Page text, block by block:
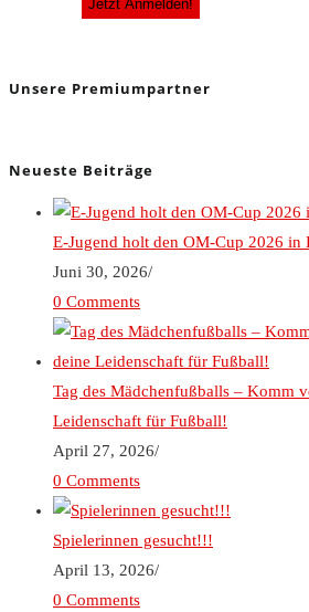
Unsere Premiumpartner
Neueste Beiträge
E-Jugend holt den OM-Cup 2026 in
Juni 30, 2026/
0 Comments
Tag des Mädchenfußballs – Komm
Leidenschaft für Fußball!
April 27, 2026/
0 Comments
Spielerinnen gesucht!!!
April 13, 2026/
0 Comments